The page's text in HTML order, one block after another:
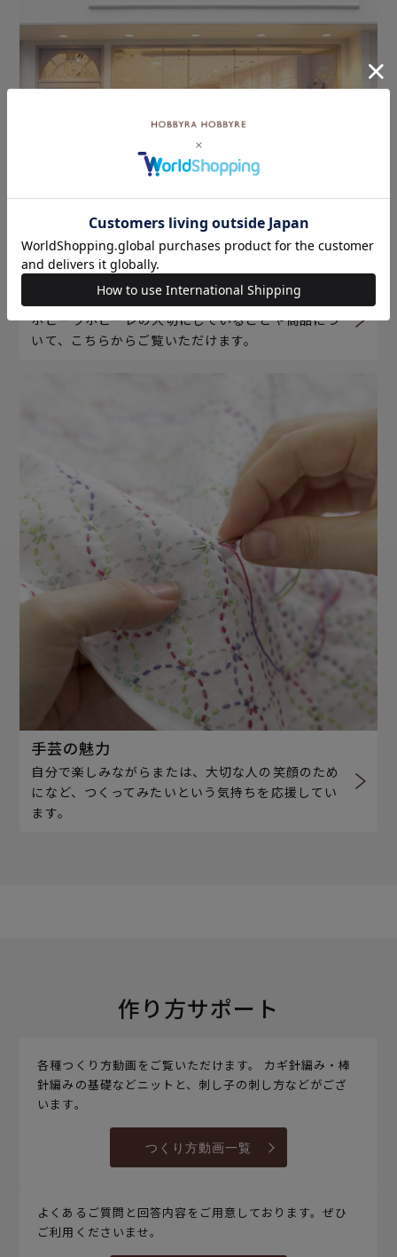
ホビーラホビーレについて
ホビーラホビーレの大切にしていることや商品につ
いて、こちらからご覧いただけます。
手芸の魅力
自分で楽しみながらまたは、大切な人の笑顔のため
になど、つくってみたいという気持ちを応援してい
ます。
作り方サポート
各種つくり方動画をご覧いただけます。 カギ針編み・棒
針編みの基礎などニットと、刺し子の刺し方などがござ
います。
つくり方動画一覧
よくあるご質問と回答内容をご用意しております。ぜひ
ご利用くださいませ。